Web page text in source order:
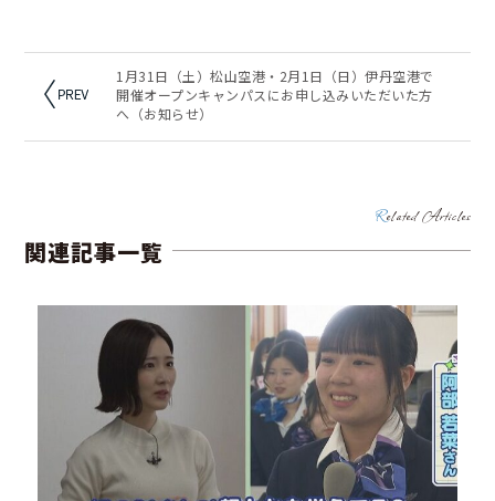
1月31日（土）松山空港・2月1日（日）伊丹空港で
開催オープンキャンパスにお申し込みいただいた方
へ（お知らせ）
関連記事一覧
Related Articles